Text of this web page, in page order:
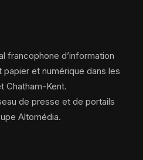
francophone d’information
et numérique dans les
Chatham-Kent.
de presse et de portails
Altomédia.